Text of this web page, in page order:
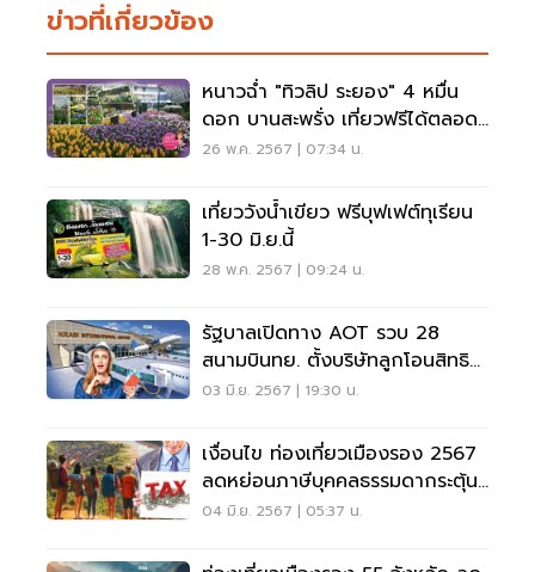
ข่าวที่เกี่ยวข้อง
หนาวฉ่ำ "ทิวลิป ระยอง" 4 หมื่น
ดอก บานสะพรั่ง เที่ยวฟรีได้ตลอด
ทั้งปี
26 พ.ค. 2567 | 07:34 น.
เที่ยววังน้ำเขียว ฟรีบุฟเฟต์ทุเรียน
1-30 มิ.ย.นี้
28 พ.ค. 2567 | 09:24 น.
รัฐบาลเปิดทาง AOT รวบ 28
สนามบินทย. ตั้งบริษัทลูกโอนสิทธิ
บริหารเชิงพาณิชย์
03 มิ.ย. 2567 | 19:30 น.
เงื่อนไข ท่องเที่ยวเมืองรอง 2567
ลดหย่อนภาษีบุคคลธรรมดากระตุ้น
ท่องเที่ยว
04 มิ.ย. 2567 | 05:37 น.